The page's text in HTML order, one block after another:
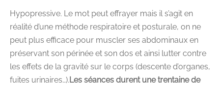
Hypopressive. Le mot peut effrayer mais il s’agit en
réalité d’une méthode respiratoire et posturale, on ne
peut plus efficace pour muscler ses abdominaux en
préservant son périnée et son dos et ainsi lutter contre
les effets de la gravité sur le corps (descente d’organes,
fuites urinaires…). Les séances durent une trentaine de